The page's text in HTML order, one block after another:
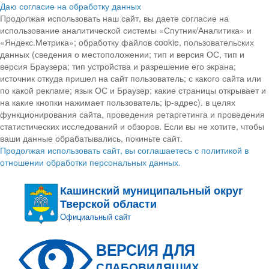
Даю согласие на обработку данных
Продолжая использовать наш сайт, вы даете согласие на
использование аналитической системы «Спутник/Аналитика» и
«Яндекс.Метрика»; обработку файлов cookie, пользовательских
данных (сведения о местоположении; тип и версия ОС, тип и
версия Браузера; тип устройства и разрешение его экрана;
источник откуда пришел на сайт пользователь; с какого сайта или
по какой рекламе; язык ОС и Браузер; какие страницы открывает и
на какие кнопки нажимает пользователь; ip-адрес). в целях
функционирования сайта, проведения ретаргетинга и проведения
статистических исследований и обзоров. Если вы не хотите, чтобы
ваши данные обрабатывались, покиньте сайт.
Продолжая использовать сайт, вы соглашаетесь с политикой в
отношении обработки персональных данных.